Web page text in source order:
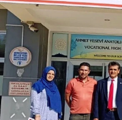
ÖZEL HABER
DTO
RESMİ REKLAM